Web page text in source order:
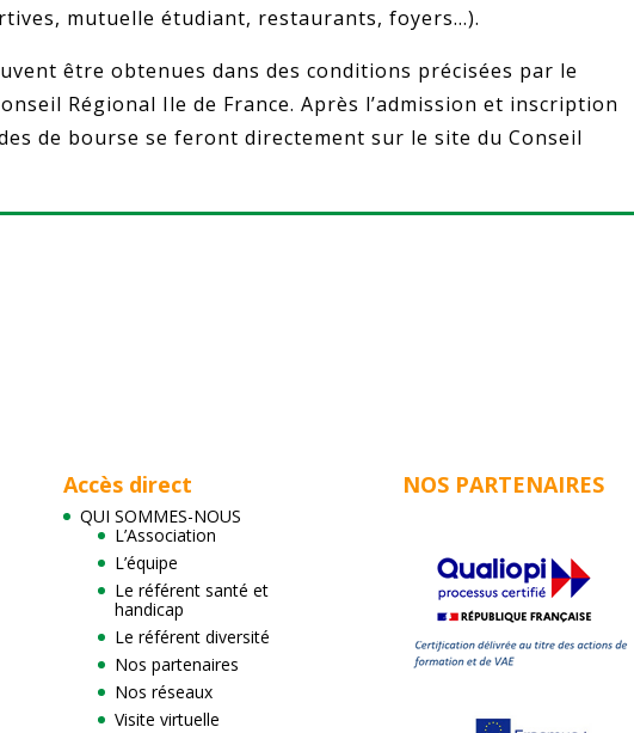
mutuelle étudiant, restaurants, foyers…).
être obtenues dans des conditions précisées par le
Régional Ile de France. Après l’admission et inscription
de bourse se feront directement sur le site du Conseil
Accès direct
QUI SOMMES-NOUS
L’Association
L’équipe
Le référent santé et
handicap
Le référent diversité
Nos partenaires
Nos réseaux
Visite virtuelle
NOS PARTENAIRES